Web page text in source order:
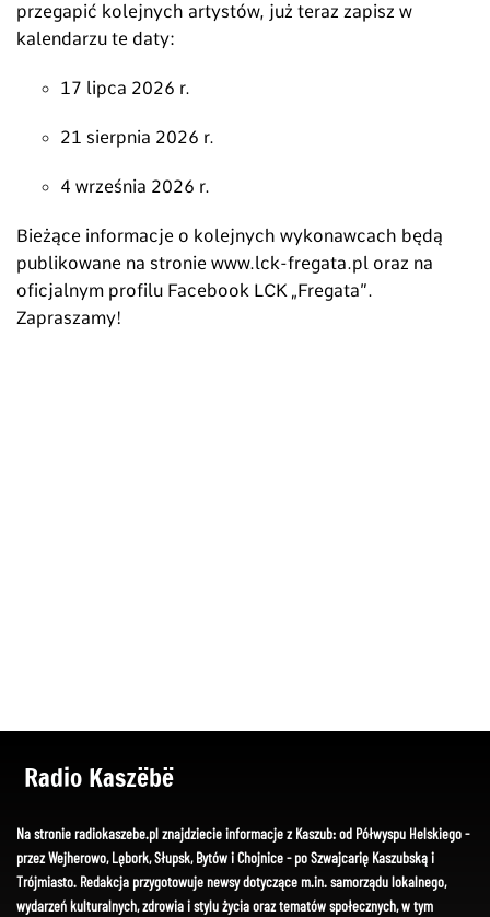
przegapić kolejnych artystów, już teraz zapisz w
kalendarzu te daty:
17 lipca 2026 r.
21 sierpnia 2026 r.
4 września 2026 r.
Bieżące informacje o kolejnych wykonawcach będą
publikowane na stronie www.lck-fregata.pl oraz na
oficjalnym profilu Facebook LCK „Fregata”.
Zapraszamy!
Radio Kaszëbë
Na stronie radiokaszebe.pl znajdziecie informacje z Kaszub: od Półwyspu Helskiego -
przez Wejherowo, Lębork, Słupsk, Bytów i Chojnice - po Szwajcarię Kaszubską i
Trójmiasto. Redakcja przygotowuje newsy dotyczące m.in. samorządu lokalnego,
wydarzeń kulturalnych, zdrowia i stylu życia oraz tematów społecznych, w tym